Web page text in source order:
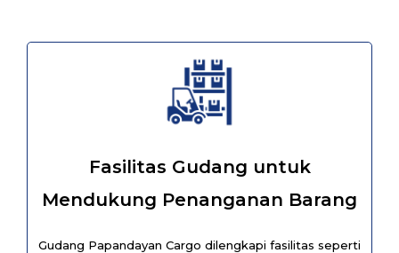
Fasilitas Gudang untuk
Mendukung Penanganan Barang
Gudang Papandayan Cargo dilengkapi fasilitas seperti